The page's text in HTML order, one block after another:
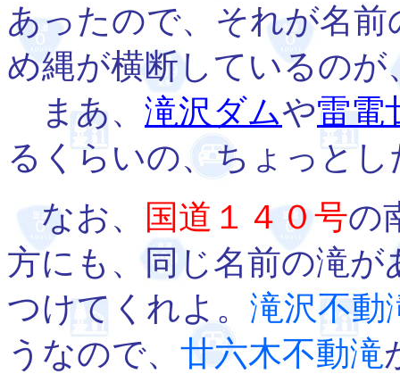
あったので、それが名
め縄が横断しているの
まあ、 滝沢ダムや雷電
るくらいの、ちょっと
なお、
国道１４０号の
方にも、同じ名前の滝
つけてくれよ。 滝沢不動
うなので、 廿六木不動滝